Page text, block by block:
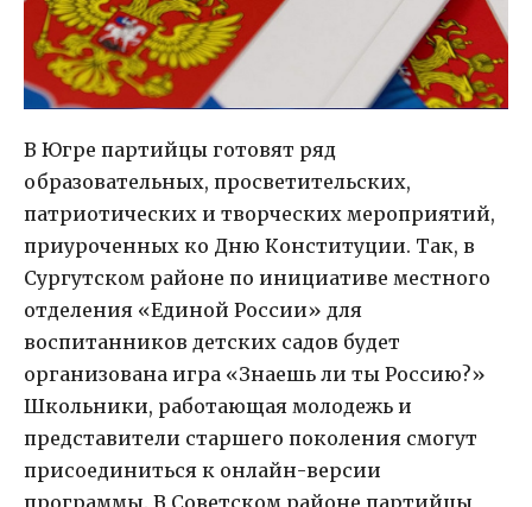
В Югре партийцы готовят ряд
образовательных, просветительских,
патриотических и творческих мероприятий,
приуроченных ко Дню Конституции. Так, в
Сургутском районе по инициативе местного
отделения «Единой России» для
воспитанников детских садов будет
организована игра «Знаешь ли ты Россию?»
Школьники, работающая молодежь и
представители старшего поколения смогут
присоединиться к онлайн-версии